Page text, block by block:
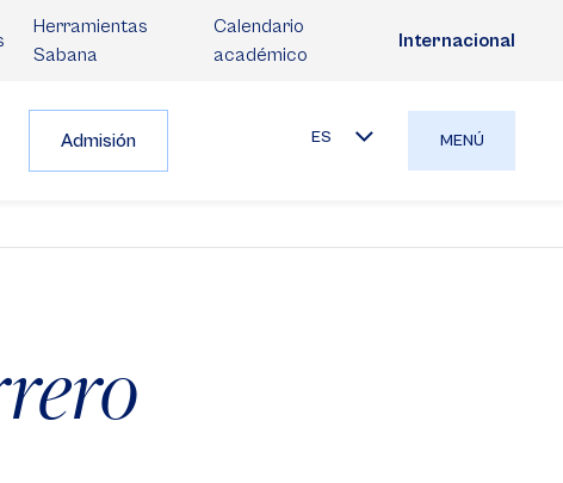
Herramientas
Sabana
Calendario
académico
Internacional
Admisión ES MENÚ